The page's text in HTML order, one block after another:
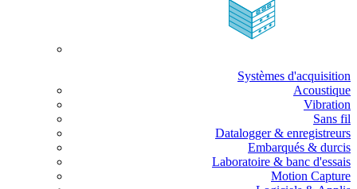
Systèmes d'acquisition
Acoustique
Vibration
Sans fil
Datalogger & enregistreurs
Embarqués & durcis
Laboratoire & banc d'essais
Motion Capture